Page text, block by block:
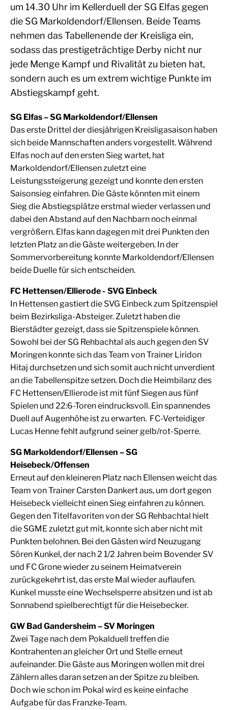
um 14.30 Uhr im Kellerduell der SG Elfas gegen
die SG Markoldendorf/Ellensen. Beide Teams
nehmen das Tabellenende der Kreisliga ein,
sodass das prestigeträchtige Derby nicht nur
jede Menge Kampf und Rivalität zu bieten hat,
sondern auch es um extrem wichtige Punkte im
Abstiegskampf geht.
SG Elfas – SG Markoldendorf/Ellensen
Das erste Drittel der diesjährigen Kreisligasaison haben
sich beide Mannschaften anders vorgestellt. Während
Elfas noch auf den ersten Sieg wartet, hat
Markoldendorf/Ellensen zuletzt eine
Leistungssteigerung gezeigt und konnte den ersten
Saisonsieg einfahren. Die Gäste könnten mit einem
Sieg die Abstiegsplätze erstmal wieder verlassen und
dabei den Abstand auf den Nachbarn noch einmal
vergrößern. Elfas kann dagegen mit drei Punkten den
letzten Platz an die Gäste weitergeben. In der
Sommervorbereitung konnte Markoldendorf/Ellensen
beide Duelle für sich entscheiden.
FC Hettensen/Ellierode - SVG Einbeck
In Hettensen gastiert die SVG Einbeck zum Spitzenspiel
beim Bezirksliga-Absteiger. Zuletzt haben die
Bierstädter gezeigt, dass sie Spitzenspiele können.
Sowohl bei der SG Rehbachtal als auch gegen den SV
Moringen konnte sich das Team von Trainer Liridon
Hitaj durchsetzen und sich somit auch nicht unverdient
an die Tabellenspitze setzen. Doch die Heimbilanz des
FC Hettensen/Ellierode ist mit fünf Siegen aus fünf
Spielen und 22:6-Toren eindrucksvoll. Ein spannendes
Duell auf Augenhöhe ist zu erwarten. FC-Verteidiger
Lucas Henne fehlt aufgrund seiner gelb/rot-Sperre.
SG Markoldendorf/Ellensen – SG
Heisebeck/Offensen
Erneut auf den kleineren Platz nach Ellensen weicht das
Team von Trainer Carsten Dankert aus, um dort gegen
Heisebeck vielleicht einen Sieg einfahren zu können.
Gegen den Titelfavoriten von der SG Rehbachtal hielt
die SGME zuletzt gut mit, konnte sich aber nicht mit
Punkten belohnen. Bei den Gästen wird Neuzugang
Sören Kunkel, der nach 2 1/2 Jahren beim Bovender SV
und FC Grone wieder zu seinem Heimatverein
zurückgekehrt ist, das erste Mal wieder auflaufen.
Kunkel musste eine Wechselsperre absitzen und ist ab
Sonnabend spielberechtigt für die Heisebecker.
GW Bad Gandersheim – SV Moringen
Zwei Tage nach dem Pokalduell treffen die
Kontrahenten an gleicher Ort und Stelle erneut
aufeinander. Die Gäste aus Moringen wollen mit drei
Zählern alles daran setzen an der Spitze zu bleiben.
Doch wie schon im Pokal wird es keine einfache
Aufgabe für das Franzke-Team.